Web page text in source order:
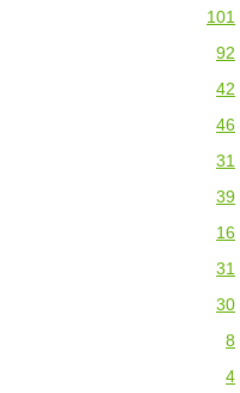
101
92
42
46
31
39
16
31
30
8
4